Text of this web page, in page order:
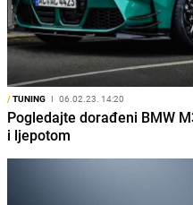
/TUNING I 06.02.23. 14:20
Pogledajte dorađeni BMW
i ljepotom